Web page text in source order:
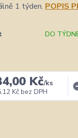
1 týden. POPIS
DO
Kč/ks
Kč bez DPH